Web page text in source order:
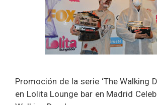
Promoción de la serie ‘The Walking
en Lolita Lounge bar en Madrid